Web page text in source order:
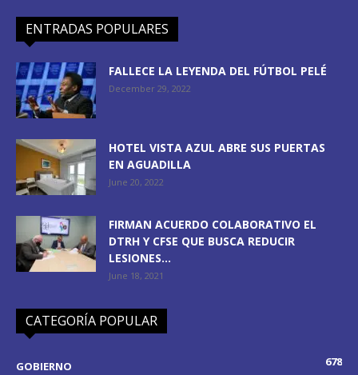
ENTRADAS POPULARES
FALLECE LA LEYENDA DEL FÚTBOL PELÉ
December 29, 2022
HOTEL VISTA AZUL ABRE SUS PUERTAS
EN AGUADILLA
June 20, 2022
FIRMAN ACUERDO COLABORATIVO EL
DTRH Y CFSE QUE BUSCA REDUCIR
LESIONES...
June 18, 2021
CATEGORÍA POPULAR
GOBIERNO
678